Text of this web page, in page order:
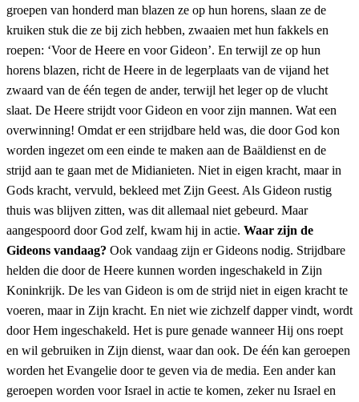
groepen van honderd man blazen ze op hun horens, slaan ze de
kruiken stuk die ze bij zich hebben, zwaaien met hun fakkels en
roepen: ‘Voor de Heere en voor Gideon’. En terwijl ze op hun
horens blazen, richt de Heere in de legerplaats van de vijand het
zwaard van de één tegen de ander, terwijl het leger op de vlucht
slaat. De Heere strijdt voor Gideon en voor zijn mannen. Wat een
overwinning! Omdat er een strijdbare held was, die door God kon
worden ingezet om een einde te maken aan de Baäldienst en de
strijd aan te gaan met de Midianieten. Niet in eigen kracht, maar in
Gods kracht, vervuld, bekleed met Zijn Geest. Als Gideon rustig
thuis was blijven zitten, was dit allemaal niet gebeurd. Maar
aangespoord door God zelf, kwam hij in actie. Waar zijn de
Gideons vandaag? Ook vandaag zijn er Gideons nodig. Strijdbare
helden die door de Heere kunnen worden ingeschakeld in Zijn
Koninkrijk. De les van Gideon is om de strijd niet in eigen kracht te
voeren, maar in Zijn kracht. En niet wie zichzelf dapper vindt, wordt
door Hem ingeschakeld. Het is pure genade wanneer Hij ons roept
en wil gebruiken in Zijn dienst, waar dan ook. De één kan geroepen
worden het Evangelie door te geven via de media. Een ander kan
geroepen worden voor Israel in actie te komen, zeker nu Israel en